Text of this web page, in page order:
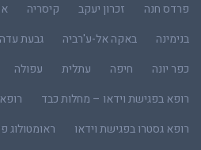
פרדס חנה
זכרון יעקב קיסריה
בנימינה
באקה אל-ע'רביה גבעת עדה
כפר יונה
חיפה עתלית
עפולה
רופא בפגישת וידאו – מחלות כבד
רופא גסטרו בפגישת וידאו
ראומטולוג